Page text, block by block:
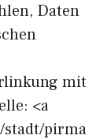
Daten
mit
<a
stadt/pirma